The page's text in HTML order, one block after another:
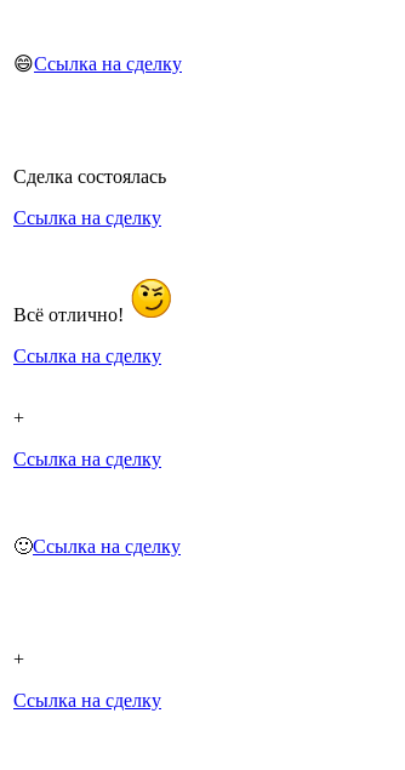
😄Ссылка на сделку
Сделка состоялась
Ссылка на сделку
Всё отлично!
Ссылка на сделку
+
Ссылка на сделку
🙂Ссылка на сделку
+
Ссылка на сделку